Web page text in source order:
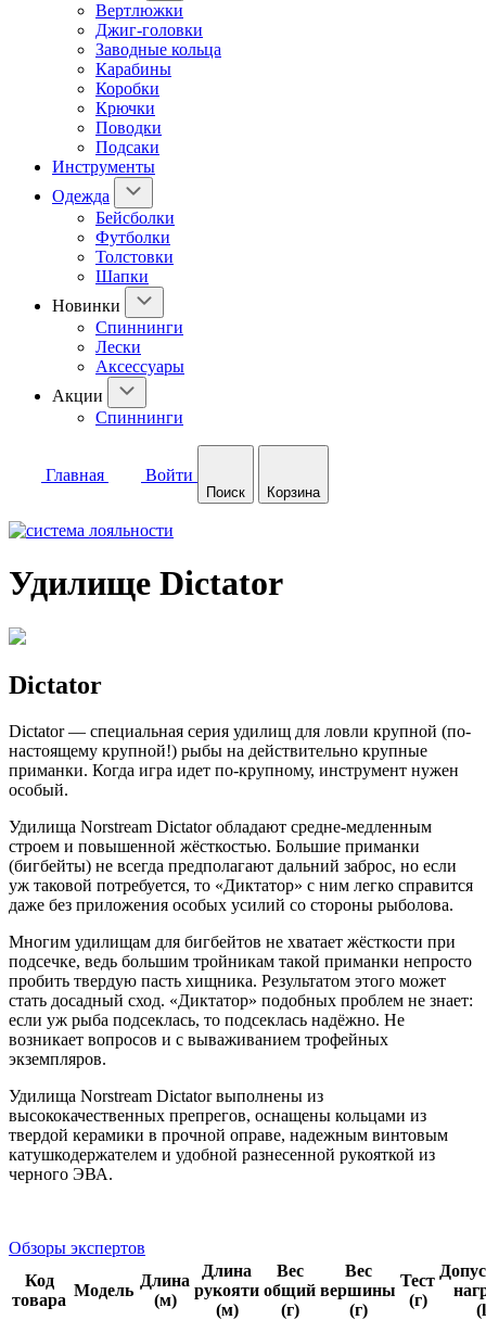
Вертлюжки
Джиг-головки
Заводные кольца
Карабины
Коробки
Крючки
Поводки
Подсаки
Инструменты
Одежда
Бейсболки
Футболки
Толстовки
Шапки
Новинки
Спиннинги
Лески
Аксессуары
Акции
Спиннинги
Главная Войти
Поиск Корзина
Удилище Dictator
Dictator
Dictator — специальная серия удилищ для ловли крупной (по-
настоящему крупной!) рыбы на действительно крупные
приманки. Когда игра идет по-крупному, инструмент нужен
особый.
Удилища Norstream Dictator обладают средне-медленным
строем и повышенной жёсткостью. Большие приманки
(бигбейты) не всегда предполагают дальний заброс, но если
уж таковой потребуется, то «Диктатор» с ним легко справится
даже без приложения особых усилий со стороны рыболова.
Многим удилищам для бигбейтов не хватает жёсткости при
подсечке, ведь большим тройникам такой приманки непросто
пробить твердую пасть хищника. Результатом этого может
стать досадный сход. «Диктатор» подобных проблем не знает:
если уж рыба подсеклась, то подсеклась надёжно. Не
возникает вопросов и с вываживанием трофейных
экземпляров.
Удилища Norstream Dictator выполнены из
высококачественных препрегов, оснащены кольцами из
твердой керамики в прочной оправе, надежным винтовым
катушкодержателем и удобной разнесенной рукояткой из
черного ЭВА.
Обзоры экспертов
Код
товара
Модель
Длина
(м)
Длина
рукояти
(м)
Вес
общий
(г)
Вес
вершины
(г)
Тест
(г)